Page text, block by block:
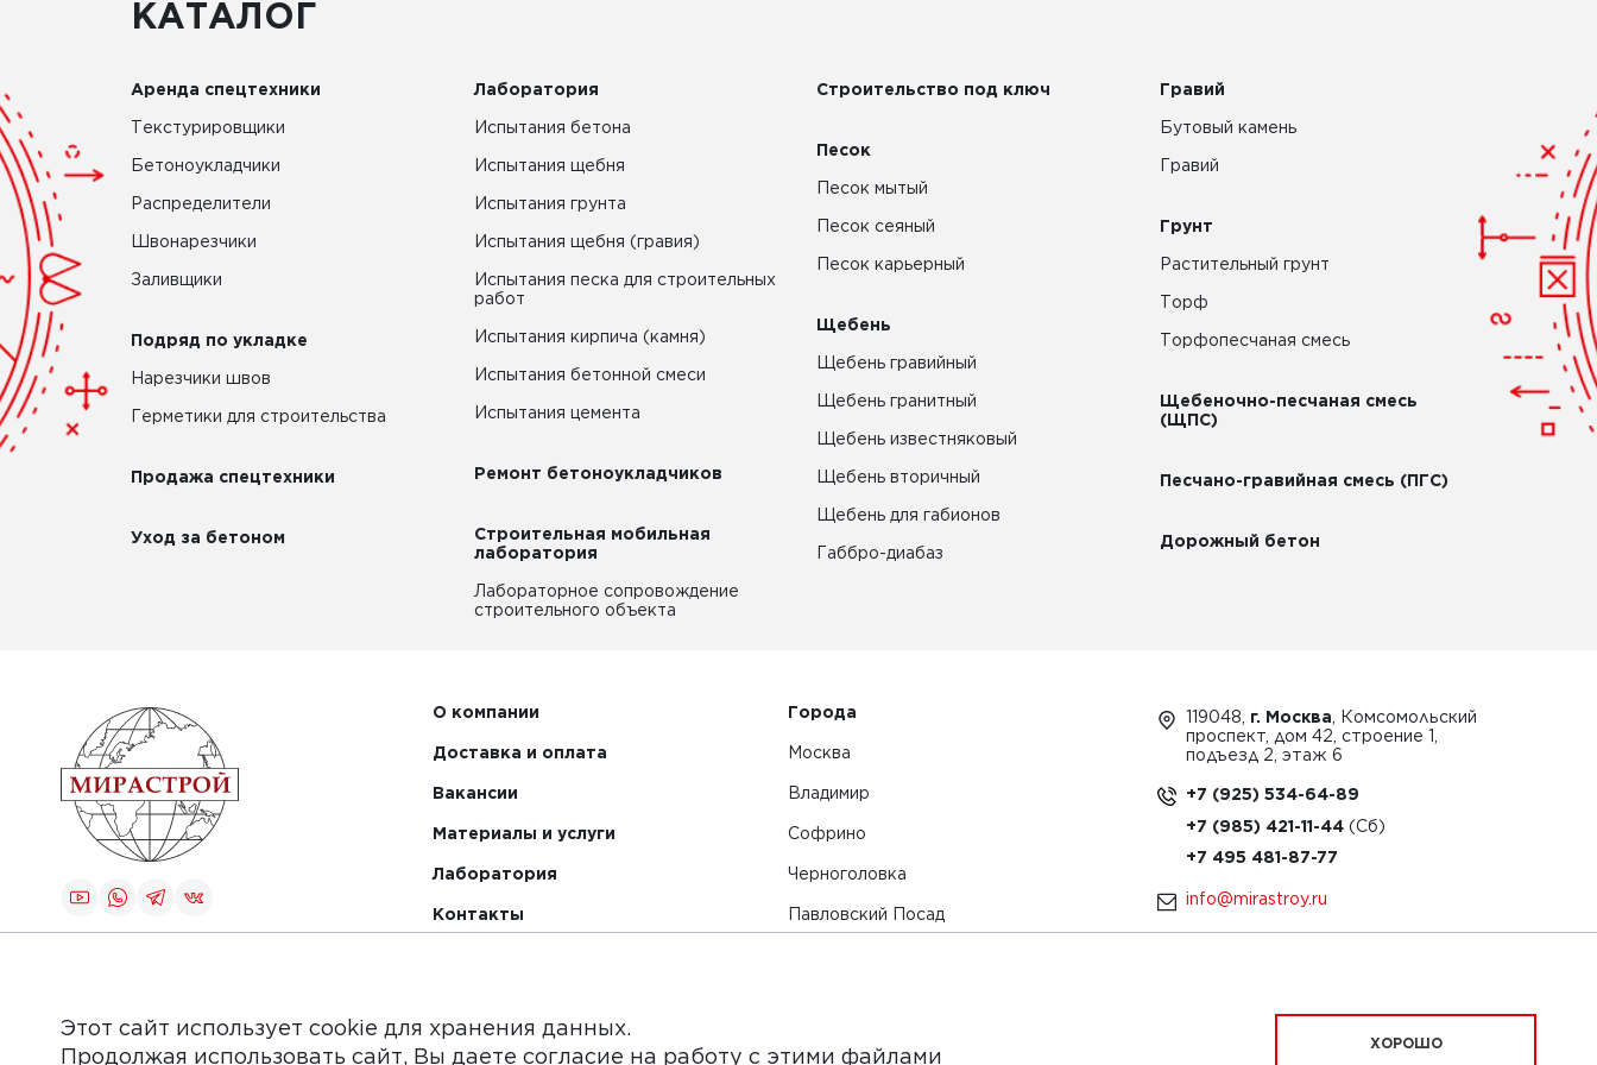
КАТАЛОГ
Аренда спецтехники
Текстурировщики
Бетоноукладчики
Распределители
Швонарезчики
Заливщики
Подряд по укладке
Нарезчики швов
Герметики для строительства
Продажа спецтехники
Уход за бетоном
Лаборатория
Испытания бетона
Испытания щебня
Испытания грунта
Испытания щебня (гравия)
Испытания песка для строительных
работ
Испытания кирпича (камня)
Испытания бетонной смеси
Испытания цемента
Ремонт бетоноукладчиков
Строительная мобильная
лаборатория
Лабораторное сопровождение
строительного объекта
Строительство под ключ
Песок
Песок мытый
Песок сеяный
Песок карьерный
Щебень
Щебень гравийный
Щебень гранитный
Щебень известняковый
Щебень вторичный
Щебень для габионов
Габбро-диабаз
Гравий
Бутовый камень
Гравий
Грунт
Растительный грунт
Торф
Торфопесчаная смесь
Щебеночно-песчаная смесь
(ЩПС)
Песчано-гравийная смесь (ПГС)
Дорожный бетон
О компании
Доставка и оплата
Вакансии
Материалы и услуги
Лаборатория
Контакты
Города
Москва
Владимир
Софрино
Черноголовка
Павловский Посад
119048, г. Москва , Комсомольский
проспект, дом 42, строение 1,
подъезд 2, этаж 6
+7 (925) 534-64-89
+7 (985) 421-11-44
+7 495 481-87-77
info@mirastroy.ru
Этот сайт использует cookie для хранения данных.
Продолжая использовать сайт, Вы даете согласие на работу с этими файлами
ХОРОШО